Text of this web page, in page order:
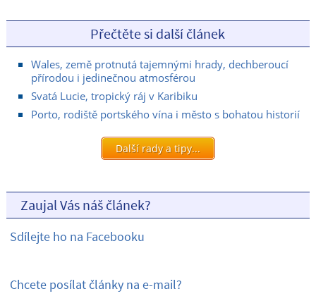
Přečtěte si další článek
Wales, země protnutá tajemnými hrady, dechberoucí
přírodou i jedinečnou atmosférou
Svatá Lucie, tropický ráj v Karibiku
Porto, rodiště portského vína i město s bohatou historií
Další rady a tipy...
Zaujal Vás náš článek?
Sdílejte ho na Facebooku
Chcete posílat články na e-mail?